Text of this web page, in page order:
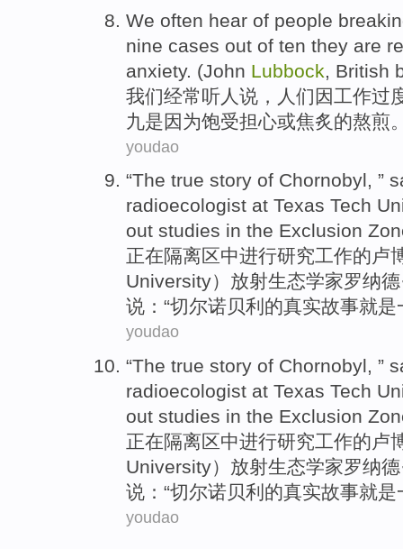
We often hear of people
nine cases out of ten they are
anxiety. (John Lubbock British
我们经常听 人 说，人们 因工作过
九是因为饱受担心或焦炙 的熬煎
youdao
“The true story of Chornobyl, ”
radioecologist at Texas Tech
out studies in the Exclusion
正在隔离区中进行研究工作的卢
University）放射生态学家罗纳德
说：“切尔诺贝利 的真实故事就是
youdao
“The true story of Chornobyl, ”
radioecologist at Texas Tech
out studies in the Exclusion
正在隔离区中进行研究工作的卢
University）放射生态学家罗纳德
说：“切尔诺贝利 的真实故事就是
youdao